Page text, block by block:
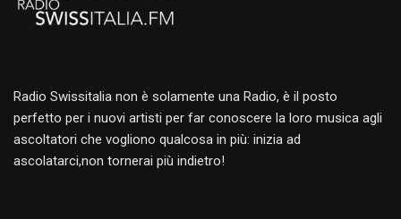
Radio Swissitalia non è solamente una Radio, è il posto
perfetto per i nuovi artisti per far conoscere la loro musica agli
ascoltatori che vogliono qualcosa in più: inizia ad
ascolatarci,non tornerai più indietro!